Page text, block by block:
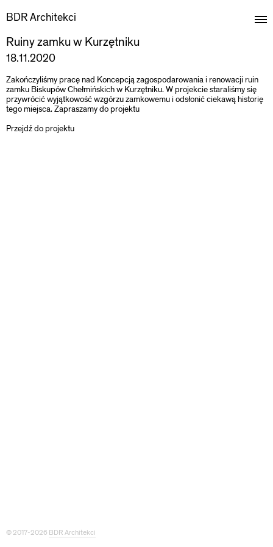
BDR Architekci
Ruiny zamku w Kurzętniku
18.11.2020
Zakończyliśmy pracę nad Koncepcją zagospodarowania i renowacji ruin
zamku Biskupów Chełmińskich w Kurzętniku. W projekcie staraliśmy się
przywrócić wyjątkowość wzgórzu zamkowemu i odsłonić ciekawą historię
tego miejsca. Zapraszamy do projektu
Przejdź do projektu
© 2017-2026 BDR Architekci